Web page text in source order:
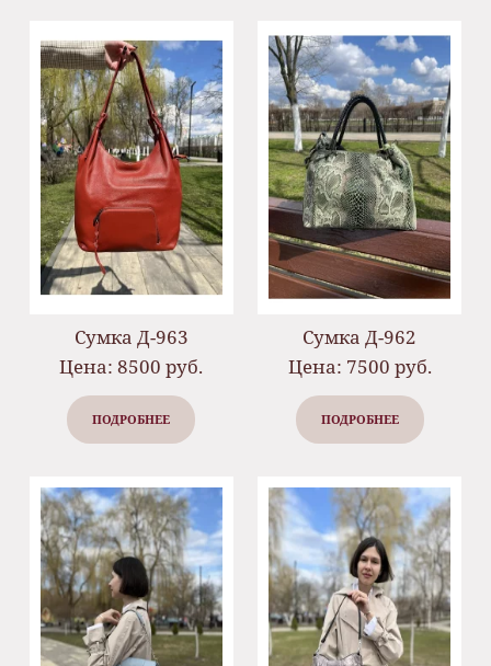
Сумка Д-963
Цена: 8500 руб.
ПОДРОБНЕЕ
Сумка Д-962
Цена: 7500 руб.
ПОДРОБНЕЕ